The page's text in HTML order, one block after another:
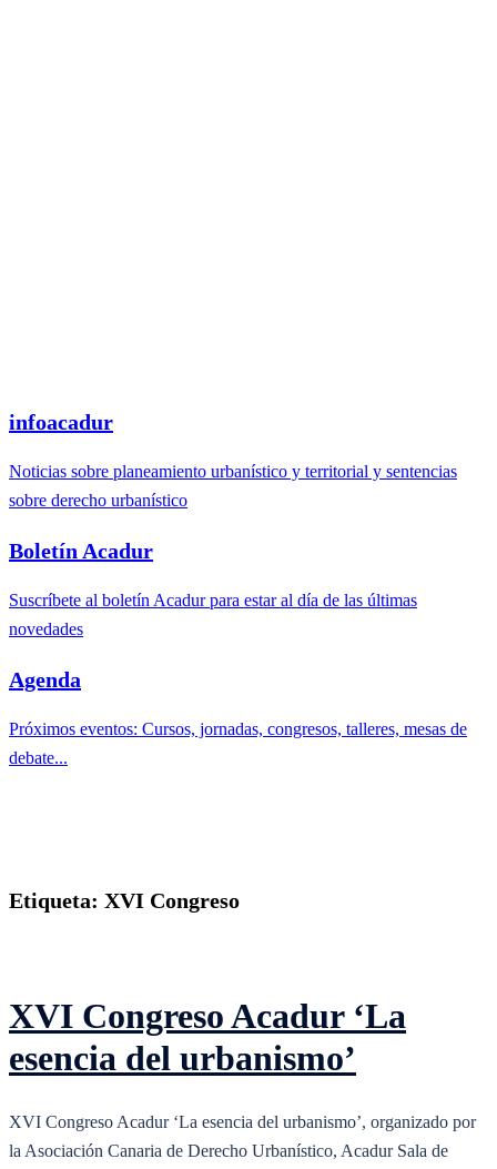
infoacadur
Noticias sobre planeamiento urbanístico y territorial y sentencias
sobre derecho urbanístico
Boletín Acadur
Suscríbete al boletín Acadur para estar al día de las últimas
novedades
Agenda
Próximos eventos: Cursos, jornadas, congresos, talleres, mesas de
debate...
Etiqueta: XVI Congreso
XVI Congreso Acadur ‘La
esencia del urbanismo’
XVI Congreso Acadur ‘La esencia del urbanismo’, organizado por
la Asociación Canaria de Derecho Urbanístico, Acadur Sala de